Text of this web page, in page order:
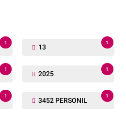
1
13
1
1
2025
1
1
3452 PERSONIL
1